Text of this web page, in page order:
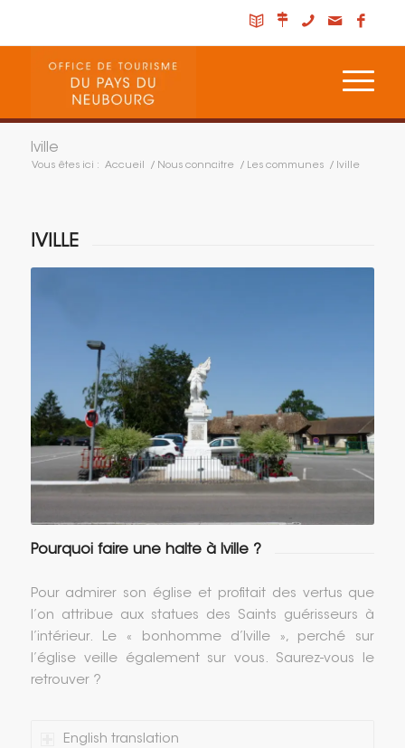
Iville
Vous êtes ici : Accueil / Nous connaitre / Les communes / Iville
IVILLE
Pourquoi faire une halte à Iville ?
Pour admirer son église et profitait des vertus que
l’on attribue aux statues des Saints guérisseurs à
l’intérieur. Le « bonhomme d’Iville », perché sur
l’église veille également sur vous. Saurez-vous le
retrouver ?
English translation